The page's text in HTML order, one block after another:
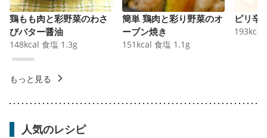
鶏もも肉と彩野菜のわさ
びバター醤油
148kcal 食塩 1.3g
簡単 鶏肉と彩り野菜のオ
ーブン焼き
151 kcal 食塩 1.1 g
ピリ辛
193kcal
もっと見る
人気のレシピ